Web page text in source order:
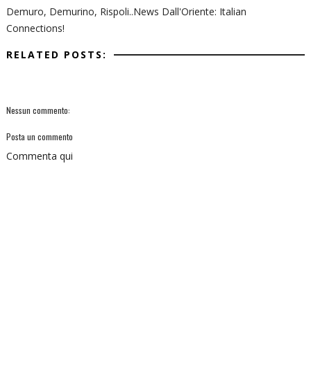
Demuro, Demurino, Rispoli..news Dall'Oriente: Italian
Connections!
RELATED POSTS:
Nessun commento:
Posta un commento
Commenta qui